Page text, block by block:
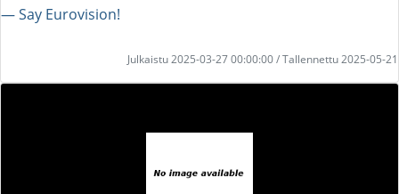
― Say Eurovision!
Julkaistu 2025-03-27 00:00:00 / Tallennettu 2025-05-21